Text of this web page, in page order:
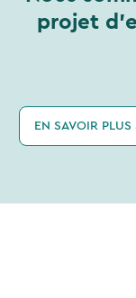
projet
EN SAVOIR